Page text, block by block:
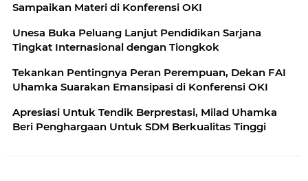
Sampaikan Materi di Konferensi OKI
Unesa Buka Peluang Lanjut Pendidikan Sarjana
Tingkat Internasional dengan Tiongkok
Tekankan Pentingnya Peran Perempuan, Dekan FAI
Uhamka Suarakan Emansipasi di Konferensi OKI
Apresiasi Untuk Tendik Berprestasi, Milad Uhamka
Beri Penghargaan Untuk SDM Berkualitas Tinggi